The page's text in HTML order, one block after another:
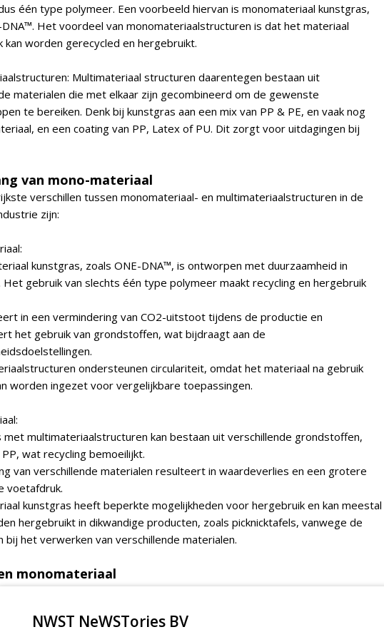
één type polymeer. Een voorbeeld hiervan is monomateriaal kunstgras,
DNA™. Het voordeel van monomateriaalstructuren is dat het materiaal
kan worden gerecycled en hergebruikt.
Multimateriaal structuren daarentegen bestaan uit
materialen die met elkaar zijn gecombineerd om de gewenste
te bereiken. Denk bij kunstgras aan een mix van PP & PE, en vaak nog
en een coating van PP, Latex of PU. Dit zorgt voor uitdagingen bij
van mono-materiaal
verschillen tussen monomateriaal- en multimateriaalstructuren in de
zijn:
kunstgras, zoals ONE-DNA™, is ontworpen met duurzaamheid in
Het gebruik van slechts één type polymeer maakt recycling en hergebruik
in een vermindering van CO2-uitstoot tijdens de productie en
het gebruik van grondstoffen, wat bijdraagt aan de
ondersteunen circulariteit, omdat het materiaal na gebruik
worden ingezet voor vergelijkbare toepassingen.
met multimateriaalstructuren kan bestaan uit verschillende grondstoffen,
wat recycling bemoeilijkt.
van verschillende materialen resulteert in waardeverlies en een grotere
voetafdruk.
kunstgras heeft beperkte mogelijkheden voor hergebruik en kan meestal
hergebruikt in dikwandige producten, zoals picknicktafels, vanwege de
bij het verwerken van verschillende materialen.
monomateriaal
producten, zoals ONE-DNA™ kunstgras, bieden diverse voordelen, zowel
van duurzaamheid als efficiëntie:
NWST NeWSTories BV